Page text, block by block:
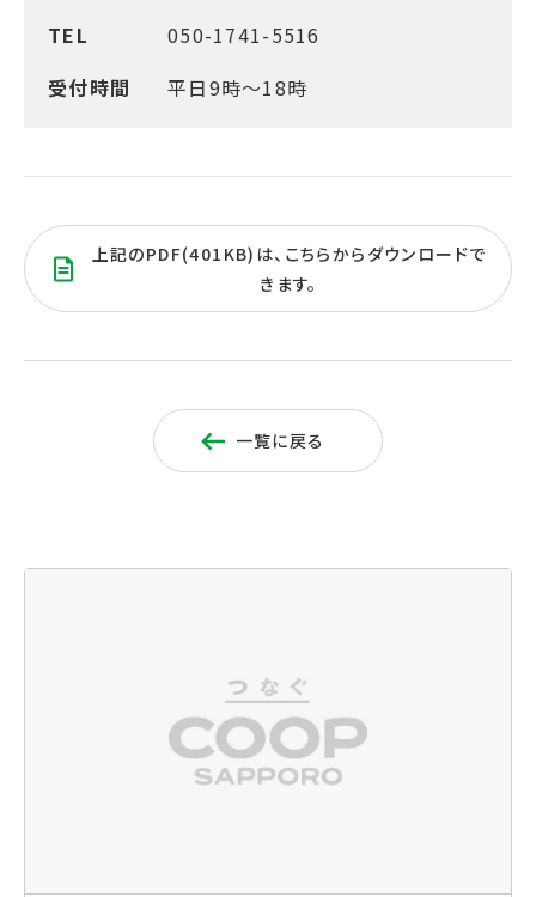
TEL
050-1741-5516
受付時間
平日9時～18時
上記のPDF(401KB)は、こちらからダウンロードで
きます。
一覧に戻る